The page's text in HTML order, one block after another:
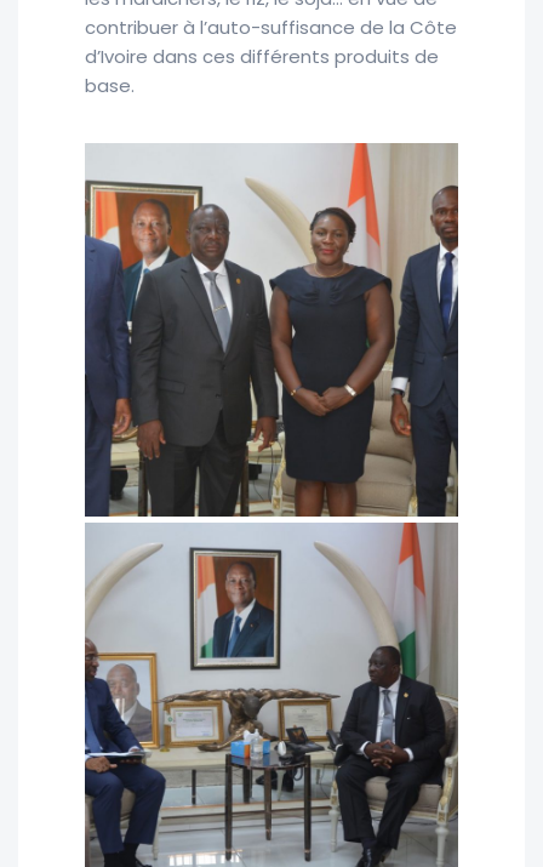
contribuer à l’auto-suffisance de la Côte
d’Ivoire dans ces différents produits de
base.